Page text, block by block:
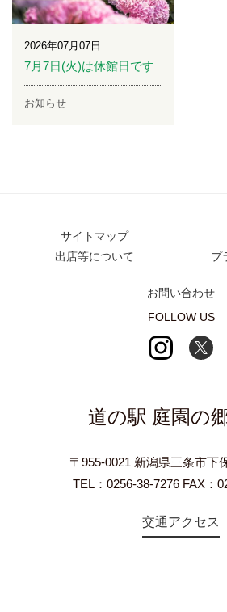
2026年07月07日
7月7日(火)は休館日です
お知らせ
サイトマップ
出店等について
プ
お問い合わせ
FOLLOW US
道の駅 庭園の
〒955-0021 新潟県三条市下
TEL：0256-38-7276 FAX：
交通アクセス